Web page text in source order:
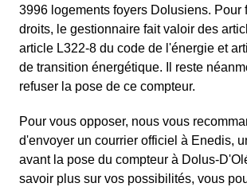
3996 logements foyers Dolusiens. Pour
droits, le gestionnaire fait valoir des
article L322-8 du code de l'énergie et
de transition énergétique. Il reste
refuser la pose de ce compteur.
Pour vous opposer, nous vous
d'envoyer un courrier officiel à Enedis,
avant la pose du compteur à Dolus-
savoir plus sur vos possibilités, vous